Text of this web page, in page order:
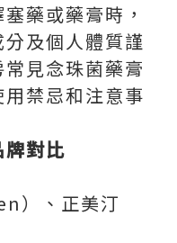
藥或藥膏時，
及個人體質謹
見念珠菌藥膏
禁忌和注意事
對比
）、正美汀